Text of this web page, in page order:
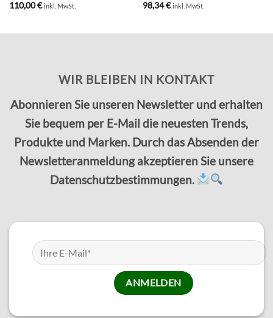
110,00€ inkl. MwSt.
98,34€ inkl. MwSt.
WIR BLEIBEN IN KONTAKT
Abonnieren Sie unseren Newsletter und erhalten
Sie bequem per E-Mail die neuesten Trends,
Produkte und Marken. Durch das Absenden der
Newsletteranmeldung akzeptieren Sie unsere
Datenschutzbestimmungen.